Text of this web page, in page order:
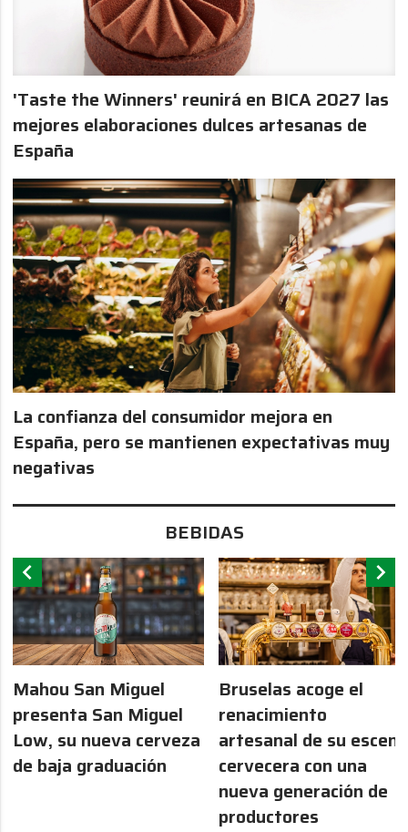
'Taste the Winners' reunirá en BICA 2027 las
mejores elaboraciones dulces artesanas de
España
La confianza del consumidor mejora en
España, pero se mantienen expectativas muy
negativas
BEBIDAS
chevron_left
Mahou San Miguel
presenta San Miguel
Low, su nueva cerveza
de baja graduación
Bruselas acoge el
renacimiento
artesanal de su escena
cervecera con una
nueva generación de
productores
chevron_right